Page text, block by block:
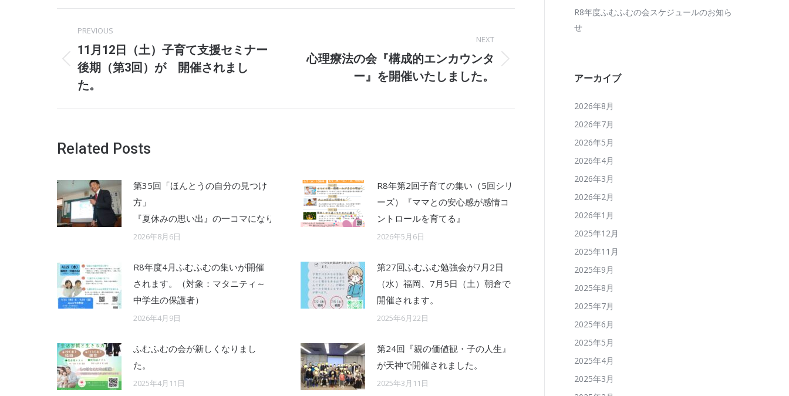
navigation
PREVIOUS
Previous
post:
11月12日（土）子育て支援セミナー
後期（第3回）が 開催されまし
た。
NEXT
Next
心理療法の会『構成的エンカウンタ
ー』を開催いたしました。
Related Posts
第35回「ほんとうの自分の見つけ
方」
『夏休みの思い出』の一コマになりました♡
2026年8月6日
R8年第2回子育ての集い（5回シリ
ーズ）『ママとの安心感が感情コ
ントロールを育てる』
2026年5月6日
R8年度4月ふむふむの集いが開催
されます。（対象：マタニティ～
中学生の保護者）
2026年4月9日
第27回ふむふむ勉強会が7月2日
（水）福岡、7月5日（土）朝倉で
開催されます。
2025年6月22日
ふむふむの会が新しくなりまし
た。
2025年4月11日
第24回『親の価値観・子の人生』
が天神で開催されました。
2025年3月11日
R8年度ふむふむの会スケジュールのお知ら
せ
アーカイブ
2026年8月
2026年7月
2026年5月
2026年4月
2026年3月
2026年2月
2026年1月
2025年12月
2025年11月
2025年9月
2025年8月
2025年7月
2025年6月
2025年5月
2025年4月
2025年3月